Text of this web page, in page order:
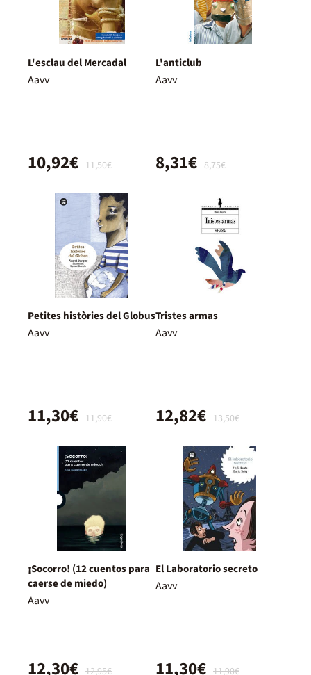
L'esclau del Mercadal
Aavv
11,50€
10,92€
L'anticlub
Aavv
8,75€
8,31€
Petites històries del Globus
Aavv
11,90€
11,30€
Tristes armas
Aavv
13,50€
12,82€
¡Socorro! (12 cuentos para
caerse de miedo)
Aavv
12,95€
12,30€
El Laboratorio secreto
Aavv
11,90€
11,30€